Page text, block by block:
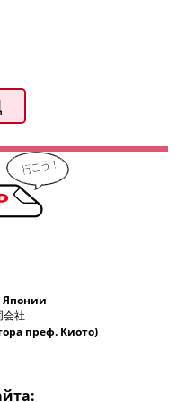
Японии
会社
преф. Киото)